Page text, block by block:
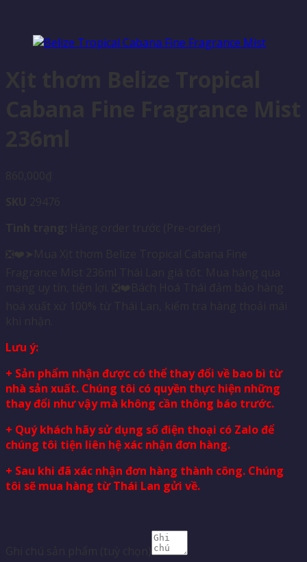
Lưu ý:
+ Sản phẩm nhận được có thể thay đổi về bao bì từ
nhà sản xuất. Chúng tôi có quyền thực hiện những
thay đổi như vậy mà không cần thông báo trước.
+ Quý khách hãy sử dụng số điện thoại có Zalo để
chúng tôi tiện liên hệ xác nhận đơn hàng.
+ Sau khi đã xác nhận đơn hàng thành công. Chúng
tôi sẽ mua hàng từ Thái Lan gửi về.